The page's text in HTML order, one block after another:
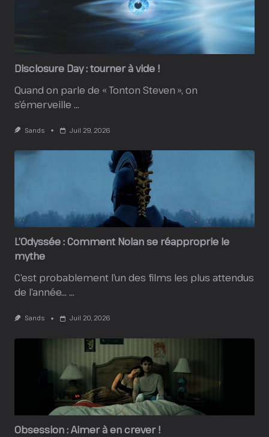
Disclosure Day : tourner à vide !
Quand on parle de « Tonton Steven », on
s’émerveille ...
Sands Juil 29, 2026
L’Odyssée : Comment Nolan se réapproprie le
mythe
C’est probablement l’un des films les plus attendus
de l’année… ...
Sands Juil 20, 2026
Obsession : Aimer à en crever !